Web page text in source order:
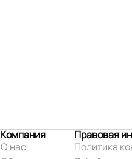
Компания
О нас
Правовая
Политика